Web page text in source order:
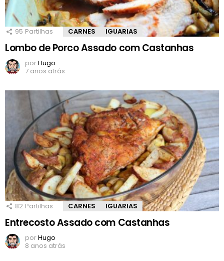
95 Partilhas CARNES IGUARIAS
Lombo de Porco Assado com Castanhas
porHugo
7 anos atrás
82 Partilhas CARNES IGUARIAS
Entrecosto Assado com Castanhas
porHugo
8 anos atrás